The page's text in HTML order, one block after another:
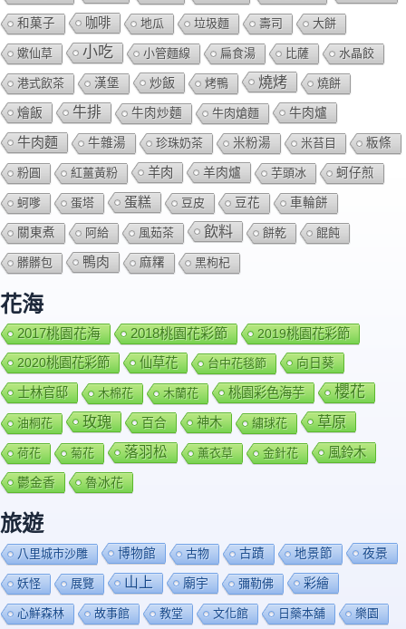
和菓子 咖啡 地瓜 垃圾麵 壽司 大餅
嫰仙草 小吃 小管麵線 扁食湯 比薩 水晶餃
港式飲茶 漢堡 炒飯 烤鴨 燒烤 燒餅
燴飯 牛排 牛肉炒麵 牛肉熗麵 牛肉爐
牛肉麵 牛雜湯 珍珠奶茶 米粉湯 米苔目 粄條
粉圓 紅薑黃粉 羊肉 羊肉爐 芋頭冰 蚵仔煎
蚵嗲 蛋塔 蛋糕 豆皮 豆花 車輪餅
關東煮 阿給 風茹茶 飲料 餅乾 餛飩
髒髒包 鴨肉 麻糬 黑枸杞
花海
2017桃園花海 2018桃園花彩節
2019桃園花彩節
2020桃園花彩節
仙草花 台中花毯節 向日葵
士林官邸 木棉花 木蘭花 桃園彩色海芋 櫻花
油桐花 玫瑰 百合 神木 繡球花 草原
荷花 菊花 落羽松 薰衣草 金針花 風鈴木
鬱金香 魯冰花
旅遊
八里城市沙雕 博物館 古物 古蹟 地景節 夜景
妖怪 展覽 山上 廟宇 彌勒佛 彩繪
心鮮森林 故事館 教堂 文化館 日藥本舖 樂園